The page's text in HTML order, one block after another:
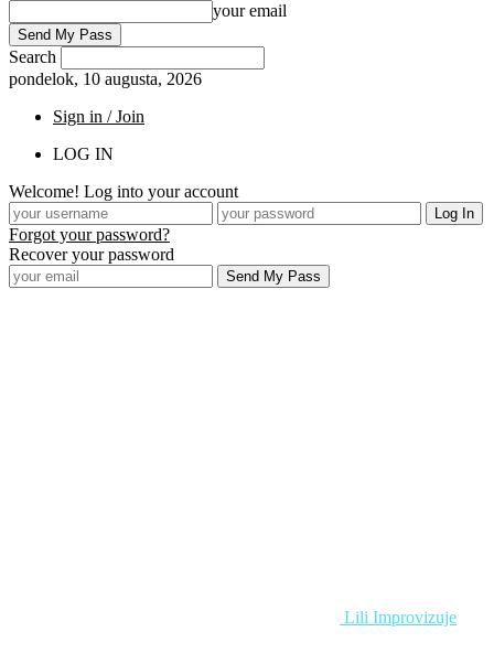
your email
Search
pondelok, 10 augusta, 2026
Sign in / Join
LOG IN
Welcome! Log into your account
Forgot your password?
Recover your password
Lili Improvizuje